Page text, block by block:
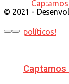
© 2021 -